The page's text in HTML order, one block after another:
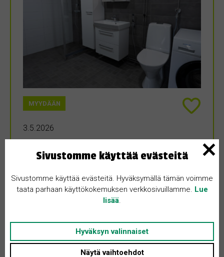
MYYDÄÄN
3.5.2026
Rivitalo kolmio Tampereen
Annalasta
Pirkanmaa • 33710 Tampere
86 m²
aivan Kaukajärven ja Annalan rajalla. Talotekniikkasaneeraus juuri
valmistunut, jossa uusittiin kokonaan, käyttövesiputket,
Sivustomme käyttää evästeitä
Sivustomme käyttää evästeitä. Hyväksymällä tämän voimme
taata parhaan käyttökokemuksen verkkosivuillamme. Lue
lisää.
Hyväksyn valinnaiset
Näytä vaihtoehdot